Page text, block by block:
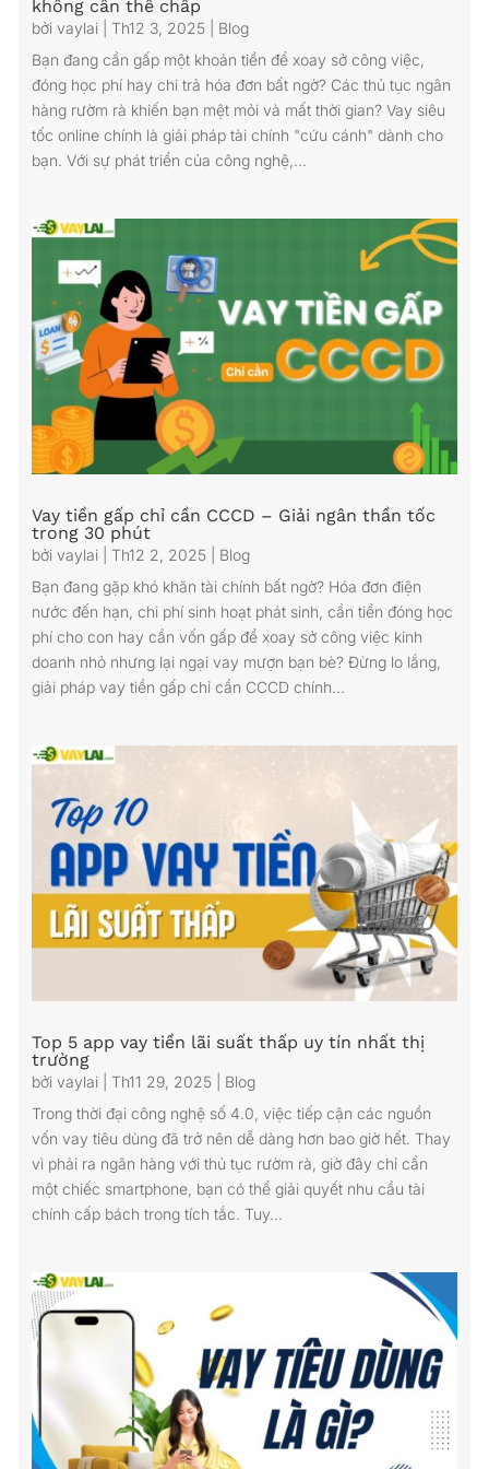
không cần thế chấp
bởi vaylai Th12 3, 2025
Blog
Bạn đang cần gấp một khoản tiền để xoay sở công việc,
đóng học phí hay chi trả hóa đơn bất ngờ? Các thủ tục ngân
hàng rườm rà khiến bạn mệt mỏi và mất thời gian? Vay siêu
tốc online chính là giải pháp tài chính "cứu cánh" dành cho
bạn. Với sự phát triển của công nghệ,...
Vay tiền gấp chỉ cần CCCD – Giải ngân thần tốc
trong 30 phút
bởi vaylai Th12 2, 2025
Blog
Bạn đang gặp khó khăn tài chính bất ngờ? Hóa đơn điện
nước đến hạn, chi phí sinh hoạt phát sinh, cần tiền đóng học
phí cho con hay cần vốn gấp để xoay sở công việc kinh
doanh nhỏ nhưng lại ngại vay mượn bạn bè? Đừng lo lắng,
giải pháp vay tiền gấp chỉ cần CCCD chính...
Top 5 app vay tiền lãi suất thấp uy tín nhất thị
trường
bởi vaylai Th11 29, 2025
Blog
Trong thời đại công nghệ số 4.0, việc tiếp cận các nguồn
vốn vay tiêu dùng đã trở nên dễ dàng hơn bao giờ hết. Thay
vì phải ra ngân hàng với thủ tục rườm rà, giờ đây chỉ cần
một chiếc smartphone, bạn có thể giải quyết nhu cầu tài
chính cấp bách trong tích tắc. Tuy...